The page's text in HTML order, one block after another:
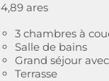
4,89 ares
3 chambres à
Salle de bains
Grand séjour
Terrasse